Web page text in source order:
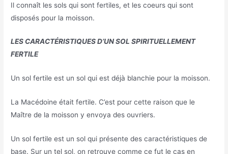
Il connaît les sols qui sont fertiles, et les coeurs qui sont
disposés pour la moisson.
LES CARACTÉRISTIQUES D’UN SOL SPIRITUELLEMENT
FERTILE
Un sol fertile est un sol qui est déjà blanchie pour la moisson.
La Macédoine était fertile. C’est pour cette raison que le
Maître de la moisson y envoya des ouvriers.
Un sol fertile est un sol qui présente des caractéristiques de
base. Sur un tel sol, on retrouve comme ce fut le cas en